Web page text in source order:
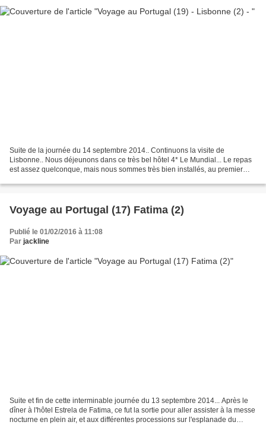
Suite de la journée du 14 septembre 2014.. Continuons la visite de
Lisbonne.. Nous déjeunons dans ce très bel hôtel 4* Le Mundial... Le repas
est assez quelconque, mais nous sommes très bien installés, au premier
Voyage au Portugal (17) Fatima (2)
Publié le 01/02/2016 à 11:08
Par jackline
Suite et fin de cette interminable journée du 13 septembre 2014... Après le
dîner à l'hôtel Estrela de Fatima, ce fut la sortie pour aller assister à la messe
nocturne en plein air, et aux différentes processions sur l'esplanade du